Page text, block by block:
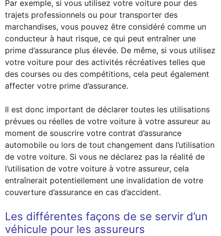
Par exemple, si vous utilisez votre voiture pour des
trajets professionnels ou pour transporter des
marchandises, vous pouvez être considéré comme un
conducteur à haut risque, ce qui peut entraîner une
prime d’assurance plus élevée. De même, si vous utilisez
votre voiture pour des activités récréatives telles que
des courses ou des compétitions, cela peut également
affecter votre prime d’assurance.
Il est donc important de déclarer toutes les utilisations
prévues ou réelles de votre voiture à votre assureur au
moment de souscrire votre contrat d’assurance
automobile ou lors de tout changement dans l’utilisation
de votre voiture. Si vous ne déclarez pas la réalité de
l’utilisation de votre voiture à votre assureur, cela
entraînerait potentiellement une invalidation de votre
couverture d’assurance en cas d’accident.
Les différentes façons de se servir d’un
véhicule pour les assureurs